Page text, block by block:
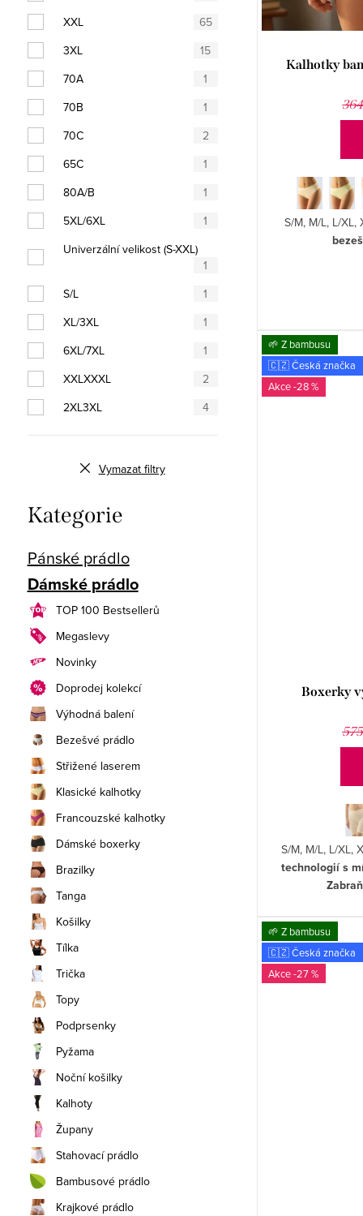
XXL
65
3XL
15
70A
1
70B
1
70C
2
65C
1
80A/B
1
5XL/6XL
1
Univerzální velikost (S-XXL)
1
S/L
1
XL/3XL
1
6XL/7XL
1
XXLXXXL
2
2XL3XL
4
Vymazat filtry
Přeskočit
kategorie
Kategorie
Pánské prádlo
Dámské prádlo
TOP 100 Bestsellerů
Megaslevy
Novinky
Doprodej kolekcí
Výhodná balení
Bezešvé prádlo
Střižené laserem
Klasické kalhotky
Francouzské kalhotky
Dámské boxerky
Brazilky
Tanga
Košilky
Tílka
Trička
Topy
Podprsenky
Pyžama
Noční košilky
Kalhoty
Župany
Stahovací prádlo
Bambusové prádlo
Krajkové prádlo
u
k
k
Kalhotky
S/M, M/L, L/
🌱 Z bambusu
🇨🇿 Česká značka
-28 %
Boxerky
S/M, M/L, L/XL,
technologií s
🌱 Z bambusu
🇨🇿 Česká značka
-27 %